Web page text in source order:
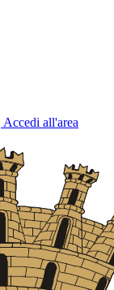
Accedi all'area